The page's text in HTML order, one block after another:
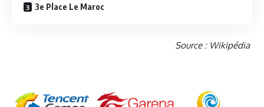
3e Place Le Maroc
Source : Wikipédia